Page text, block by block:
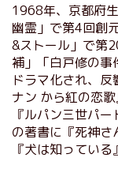
1968年、京都府
幽霊」で第4回創
&ストール」で第
補」「白戸修の
ドラマ化され、
ナン から紅の恋
『ルパン三世パ
の著書に『死神さ
『犬は知っている